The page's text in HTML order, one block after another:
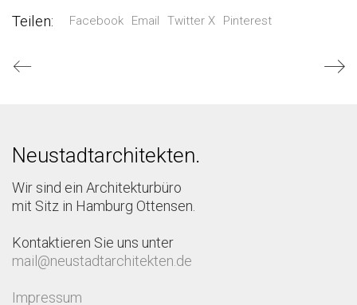
Teilen: Facebook Email Twitter X Pinterest
Neustadtarchitekten.
Wir sind ein Architekturbüro
mit Sitz in Hamburg Ottensen.
Kontaktieren Sie uns unter
mail@neustadtarchitekten.de
Impressum